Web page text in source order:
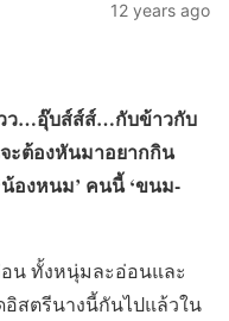
12 years ago
ว…อุ๊บส์ส์ส์…กับข้าวกับ
ต้องหันมาอยากกิน
องหนม’ คนนี้ ‘ขนม-
น ทั้งหนุ่มละอ่อนและ
สตรีนางนี้กันไปแล้วใน